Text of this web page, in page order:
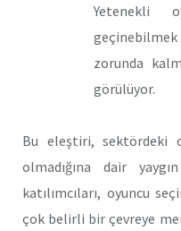
Yetenekli
zorunda
görülüyor.
Bu eleştiri, sektördeki
olmadığına dair
katılımcıları, oyuncu
çok belirli bir çevreye